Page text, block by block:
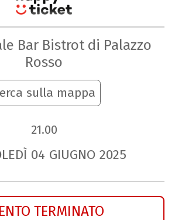
Bar Bistrot di Palazzo
Rosso
sulla mappa
21.00
04 GIUGNO 2025
TERMINATO